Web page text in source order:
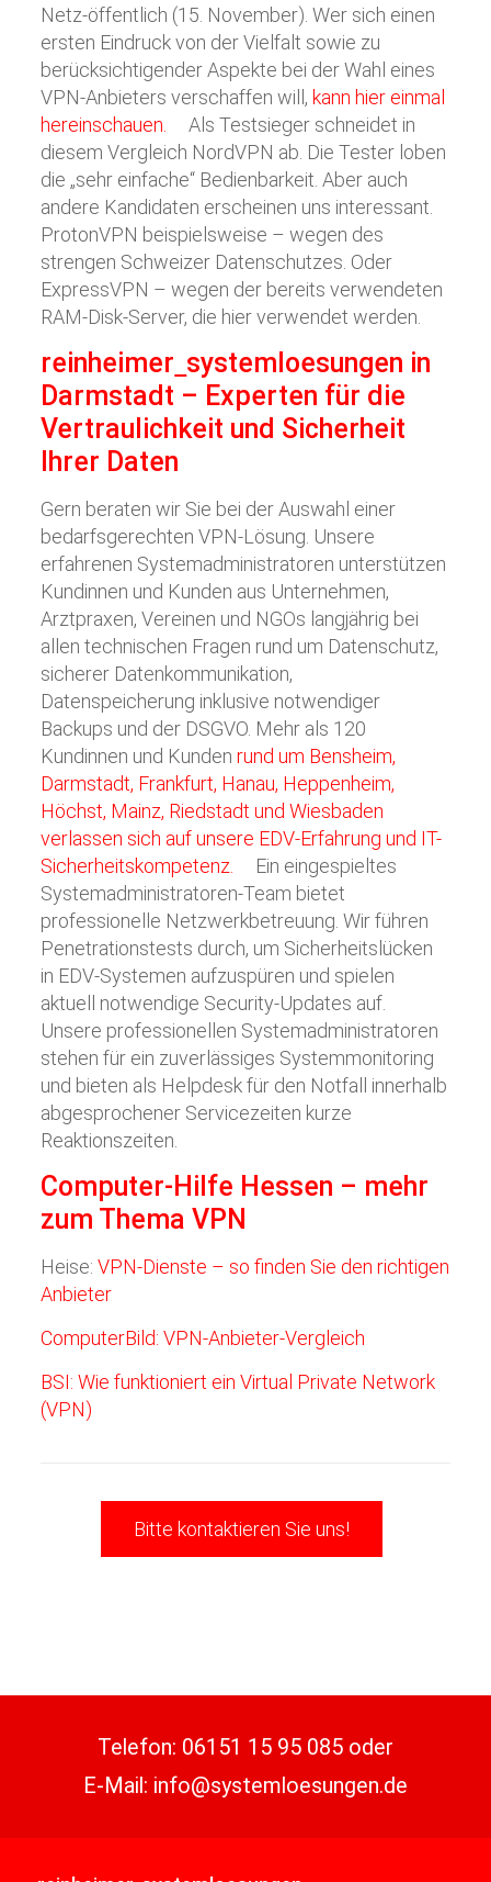
Netz-öffentlich (15. November). Wer sich einen
ersten Eindruck von der Vielfalt sowie zu
berücksichtigender Aspekte bei der Wahl eines
VPN-Anbieters verschaffen will, kann hier einmal
hereinschauen.
Als Testsieger schneidet in
diesem Vergleich NordVPN ab. Die Tester loben
die „sehr einfache“ Bedienbarkeit. Aber auch
andere Kandidaten erscheinen uns interessant.
ProtonVPN beispielsweise – wegen des
strengen Schweizer Datenschutzes. Oder
ExpressVPN – wegen der bereits verwendeten
RAM-Disk-Server, die hier verwendet werden.
reinheimer systemloesungen in
Darmstadt – Experten für die
Vertraulichkeit und Sicherheit
Ihrer Daten
Gern beraten wir Sie bei der Auswahl einer
bedarfsgerechten VPN-Lösung. Unsere
erfahrenen Systemadministratoren unterstützen
Kundinnen und Kunden aus Unternehmen,
Arztpraxen, Vereinen und NGOs langjährig bei
allen technischen Fragen rund um Datenschutz,
sicherer Datenkommunikation,
Datenspeicherung inklusive notwendiger
Backups und der DSGVO. Mehr als 120
Kundinnen und Kundenrund um Bensheim,
Darmstadt, Frankfurt, Hanau, Heppenheim,
Höchst, Mainz, Riedstadt und Wiesbaden
verlassen sich auf unsere EDV-Erfahrung und IT-
Sicherheitskompetenz.
Ein eingespieltes
Systemadministratoren-Team bietet
professionelle Netzwerkbetreuung. Wir führen
Penetrationstests durch, um Sicherheitslücken
in EDV-Systemen aufzuspüren und spielen
aktuell notwendige Security-Updates auf.
Unsere professionellen Systemadministratoren
stehen für ein zuverlässiges Systemmonitoring
und bieten als Helpdesk für den Notfall innerhalb
abgesprochener Servicezeiten kurze
Reaktionszeiten.
Computer-Hilfe Hessen – mehr
zum Thema VPN
Heise:VPN-Dienste – so finden Sie den richtigen
Anbieter
ComputerBild: VPN-Anbieter-Vergleich
BSI: Wie funktioniert ein Virtual Private Network
(VPN)
Bitte kontaktieren Sie uns!
Telefon: 06151 15 95 085 oder
E-Mail: info@systemloesungen.de